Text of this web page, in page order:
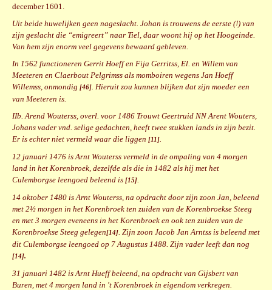
december 1601.
Uit beide huwelijken geen nageslacht. Johan is trouwens de eerste (!) van
zijn geslacht die “emigreert” naar Tiel, daar woont hij op het Hoogeinde.
Van hem zijn enorm veel gegevens bewaard gebleven.
In 1562 functioneren Gerrit Hoeff en Fija Gerritss, El. en Willem van
Meeteren en Claerbout Pelgrimss als momboiren wegens Jan Hoeff
Willemss, onmondig [46]. Hieruit zou kunnen blijken dat zijn moeder een
van Meeteren is.
IIb. Arend Wouterss, overl. voor 1486 Trouwt Geertruid NN Arent Wouters,
Johans vader vnd. selige gedachten, heeft twee stukken lands in zijn bezit.
Er is echter niet vermeld waar die liggen [11].
12 januari 1476 is Arnt Wouterss vermeld in de ompaling van 4 morgen
land in het Korenbroek, dezelfde als die in 1482 als hij met het
Culemborgse leengoed beleend is [15].
14 oktober 1480 is Arnt Wouterss, na opdracht door zijn zoon Jan, beleend
met 2½ morgen in het Korenbroek ten zuiden van de Korenbroekse Steeg
en met 3 morgen eveneens in het Korenbroek en ook ten zuiden van de
Korenbroekse Steeg gelegen[14]. Zijn zoon Jacob Jan Arntss is beleend met
dit Culemborgse leengoed op 7 Augustus 1488. Zijn vader leeft dan nog
[14].
31 januari 1482 is Arnt Hueff beleend, na opdracht van Gijsbert van
Buren, met 4 morgen land in 't Korenbroek in eigendom verkregen.